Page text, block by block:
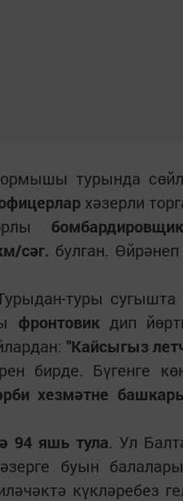
турында
хәзерли
сәг. булган.
туры
фронтовикдип
"Кайсыгыз
бирде. Бүгенге
хезмәтне
94 яшь тула. Ул
буын
күкләребез